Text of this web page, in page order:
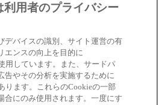
し
タ
ブ
で
開
し
タ
ブ
で
開
し
タ
ブ
で
開
し
タ
ブ
で
開
ー
liability audit corporation
Certified Public Accountants Law and
organization of independent member
Limited, a private English
用者のプライバシー
デバイスの識別、サイト運営の有
エンスの向上を目的に
用しています。また、サードパ
告やその分析を実施するために
ります。これらのCookieの一部
合にのみ使用されます。一度にす